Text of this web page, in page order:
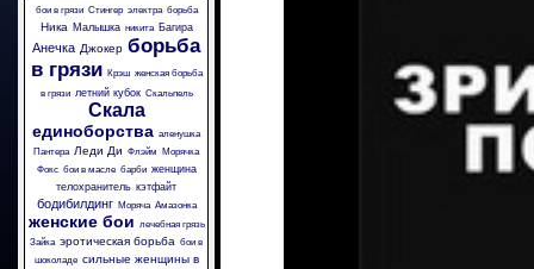
бои в грязи Стингер электра борьба
Ника Малышка никита Багира
Анечка Джокер борьба
в грязи
Крэш женская борьба
в грязи летний кубок Скальпель
Скала
единоборства аленушка
Пантера Леди Ди Флэйм
Морячка
Фокс бои в масле барби женщина
телохранитель кэтфайт
бодибилдинг Моряча Амазонка
женские бои лечебная грязь
Зайка эротическая борьба бои в
шоколаде сильные женщины в